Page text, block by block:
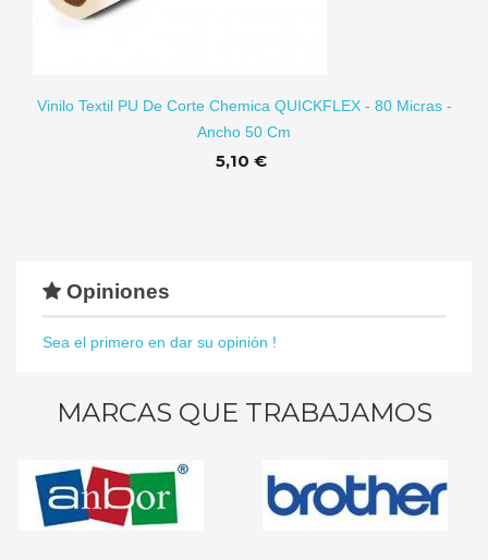
Vinilo Textil PU De Corte Chemica QUICKFLEX - 80 Micras -
Ancho 50 Cm
5,10 €
Opiniones
Sea el primero en dar su opinión !
MARCAS QUE TRABAJAMOS